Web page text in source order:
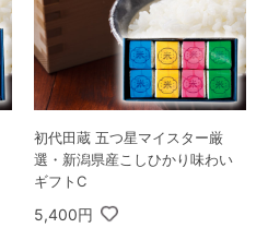
初代田蔵 五つ星マイスター厳
選・新潟県産こしひかり味わい
ギフトC
5,400円